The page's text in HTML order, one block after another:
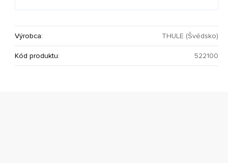
Výrobca: THULE (Švédsko)
Kód produktu: 522100